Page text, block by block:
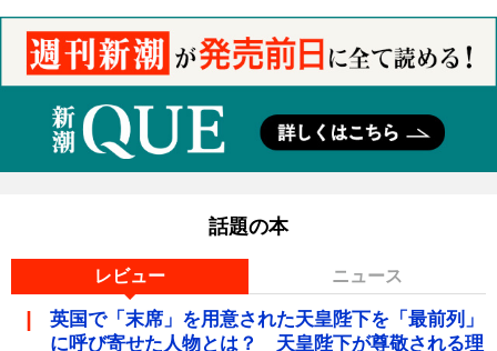
話題の本
レビュー ニュース
英国で「末席」を用意された天皇陛下を「最前列」
に呼び寄せた人物とは？ 天皇陛下が尊敬される理